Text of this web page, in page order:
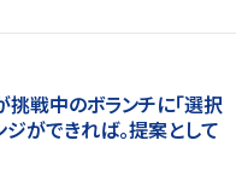
戦中のボランチに「選択
ジができれば。提案として